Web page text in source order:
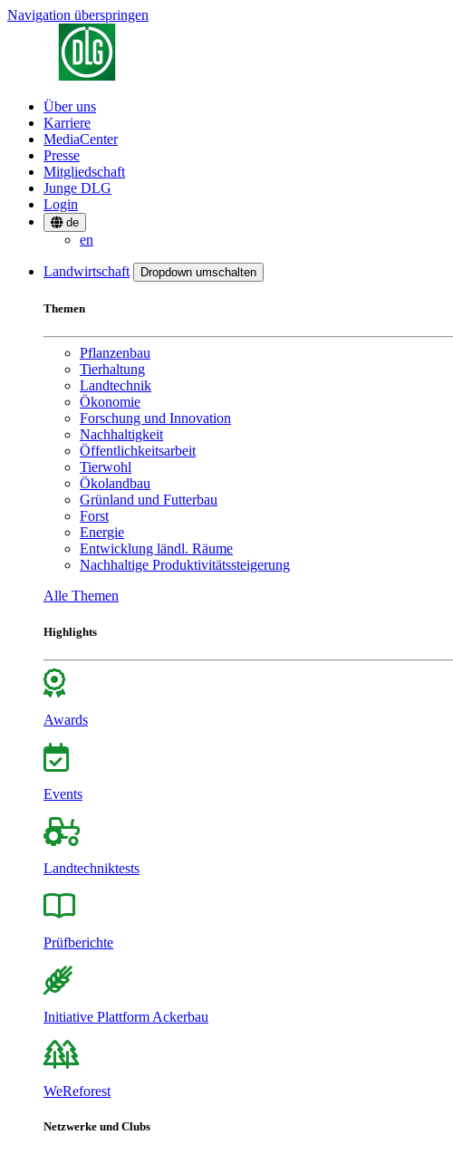
Navigation überspringen
Über uns
Karriere
MediaCenter
Presse
Mitgliedschaft
Junge DLG
Login
de
en
Landwirtschaft Dropdown umschalten
Themen
Pflanzenbau
Tierhaltung
Landtechnik
Ökonomie
Forschung und Innovation
Nachhaltigkeit
Öffentlichkeitsarbeit
Tierwohl
Ökolandbau
Grünland und Futterbau
Forst
Energie
Entwicklung ländl. Räume
Nachhaltige Produktivitätssteigerung
Alle Themen
Highlights
Awards
Events
Landtechniktests
Prüfberichte
Initiative Plattform Ackerbau
WeReforest
Netzwerke und Clubs